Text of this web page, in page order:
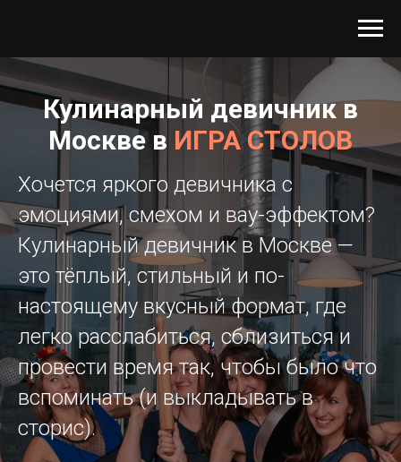
Кулинарный девичник в
Москве в ИГРА СТОЛОВ
Хочется яркого девичника с
эмоциями, смехом и вау-эффектом?
Кулинарный девичник в Москве —
это тёплый, стильный и по-
настоящему вкусный формат, где
легко расслабиться, сблизиться и
провести время так, чтобы было что
вспоминать (и выкладывать в
сторис).